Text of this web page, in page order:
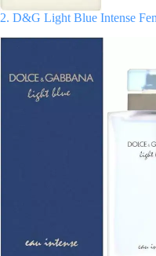
2. D&G Light Blue Intense